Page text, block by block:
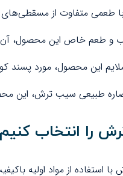
طعمی متفاوت از مسقطی‌های
و طعم خاص این محصول، آن
این محصول، مورد پسند
طبیعی سیب ترش، این
را انتخاب
استفاده از مواد اولیه